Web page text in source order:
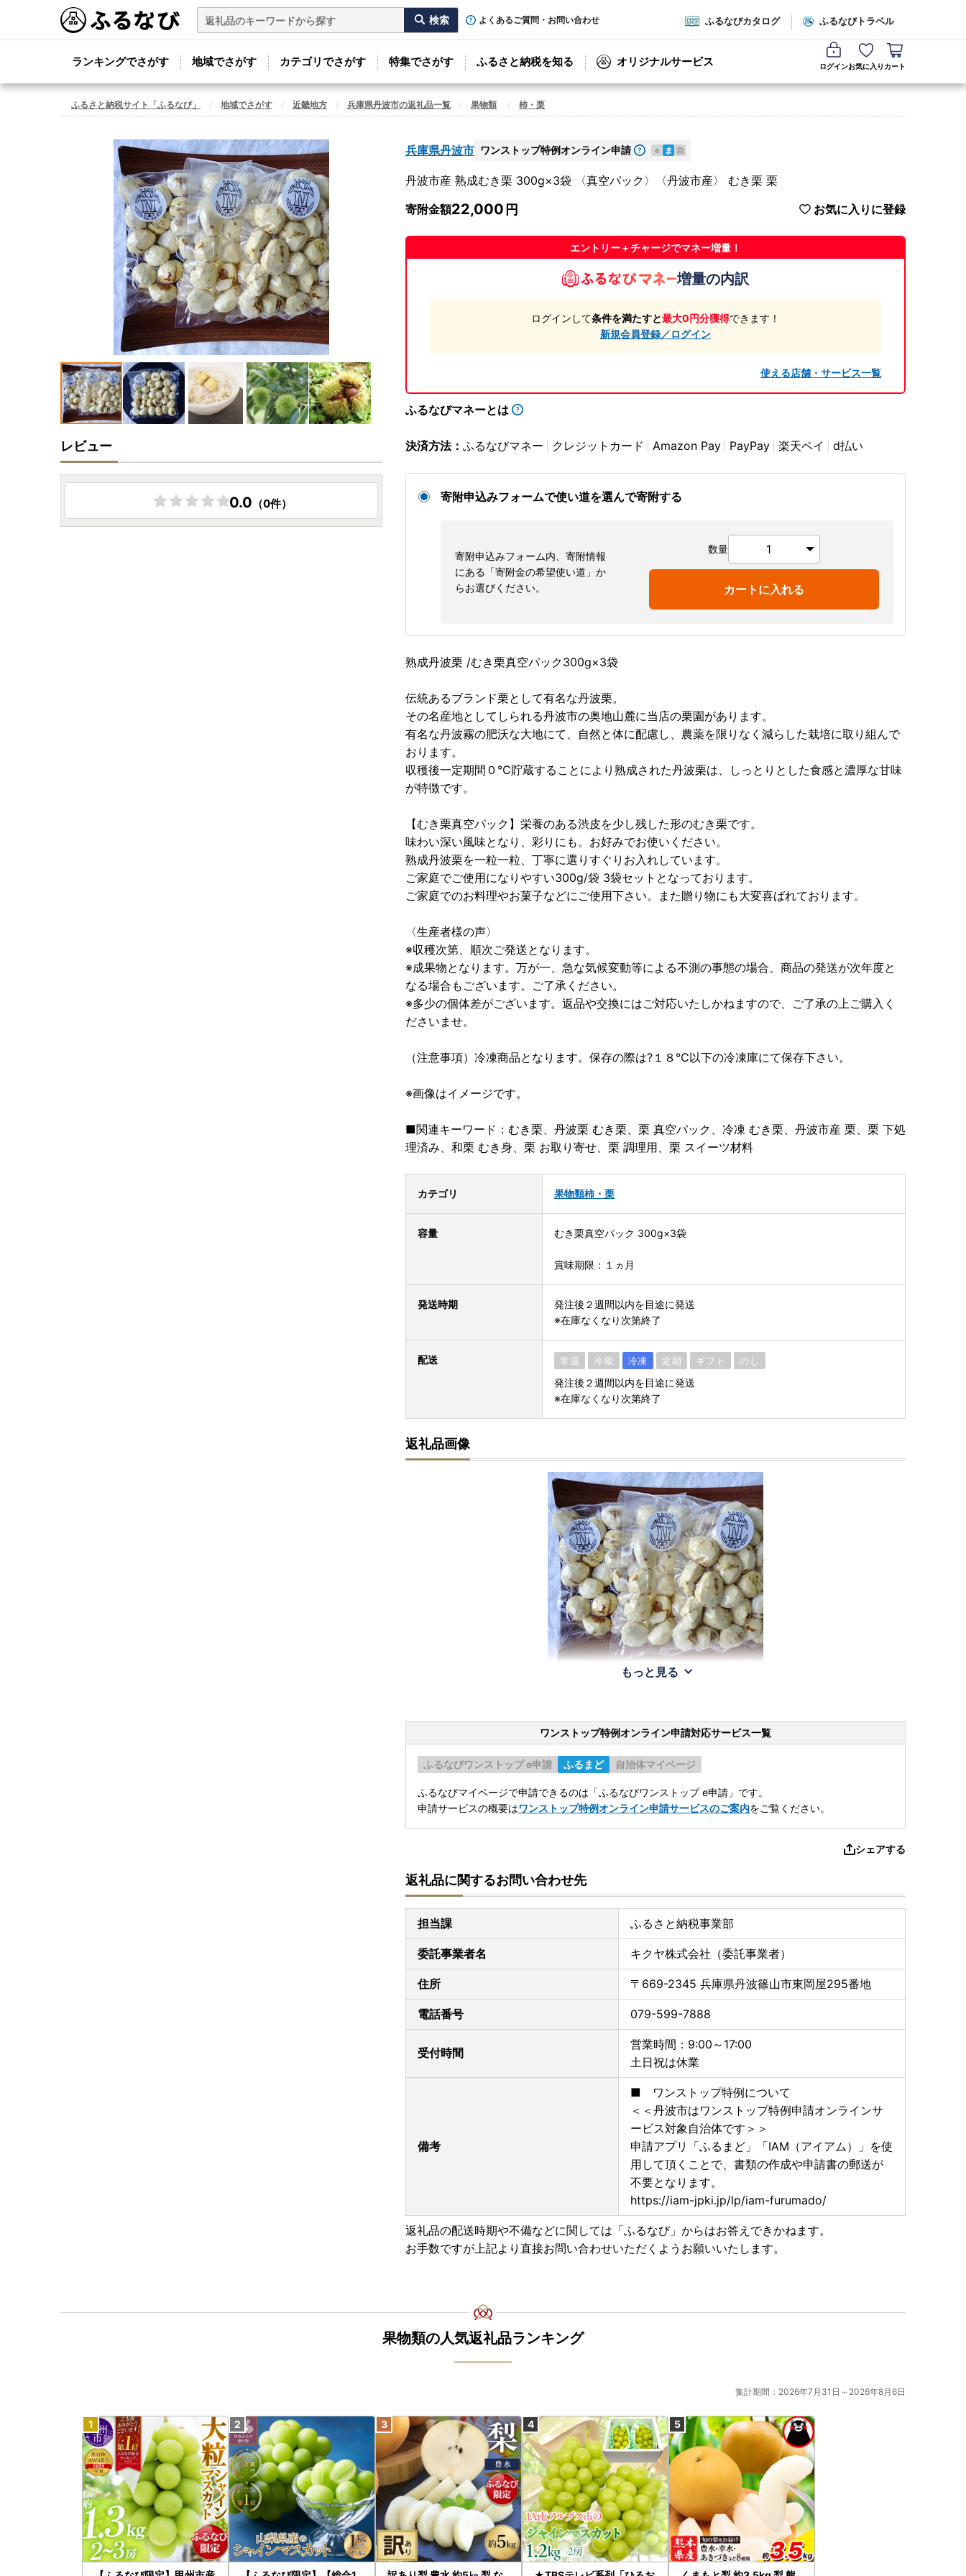
よくあるご質問・お問い合わせ ふるなびカタログ ふるなびトラベル
ランキングでさがす 地域でさがす カテゴリでさがす 特集でさがす ふるさと納税を知る オリジナルサービス ログインお気に入り カート
ふるさと納税サイト「ふるなび」 地域でさがす 近畿地方 兵庫県丹波市の返礼品一覧 果物類 柿・栗
兵庫県丹波市 ワンストップ特例オンライン申請 e ま 自
丹波市産 熟成むき栗 300g×3袋 〈真空パック〉〈丹波市産〉 むき栗 栗
寄附金額22,000 お気に入りに登録
エントリー＋チャージでマネー増量！
増量の内訳
ログインして条件を満たすと最大0円分獲得できます！
新規会員登録／ログイン
使える店舗・サービス一覧
ふるなびマネーとは
決済方法： ふるなびマネー クレジットカード Amazon Pay PayPay 楽天ペイ d払い
寄附申込みフォームで使い道を選んで寄附する
寄附申込みフォーム内、寄附情報
にある「寄附金の希望使い道」か
らお選びください。
数量
カートに入れる
熟成丹波栗 /むき栗真空パック300g×3袋
伝統あるブランド栗として有名な丹波栗。
その名産地としてしられる丹波市の奥地山麓に当店の栗園があります。
有名な丹波霧の肥沃な大地にて、自然と体に配慮し、農薬を限りなく減らした栽培に取り組んで
おります。
収穫後一定期間０℃貯蔵することにより熟成された丹波栗は、しっとりとした食感と濃厚な甘味
が特徴です。
【むき栗真空パック】栄養のある渋皮を少し残した形のむき栗です。
味わい深い風味となり、彩りにも。お好みでお使いください。
熟成丹波栗を一粒一粒、丁寧に選りすぐりお入れしています。
ご家庭でご使用になりやすい300g/袋 3袋セットとなっております。
ご家庭でのお料理やお菓子などにご使用下さい。また贈り物にも大変喜ばれております。
〈生産者様の声〉
※収穫次第、順次ご発送となります。
※成果物となります。万が一、急な気候変動等による不測の事態の場合、商品の発送が次年度と
なる場合もございます。ご了承ください。
※多少の個体差がございます。返品や交換にはご対応いたしかねますので、ご了承の上ご購入く
ださいませ。
（注意事項）冷凍商品となります。保存の際は?１８℃以下の冷凍庫にて保存下さい。
※画像はイメージです。
■関連キーワード：むき栗、丹波栗 むき栗、栗 真空パック、冷凍 むき栗、丹波市産 栗、栗 下処
理済み、和栗 むき身、栗 お取り寄せ、栗 調理用、栗 スイーツ材料
カテゴリ 果物類柿・栗
容量 むき栗真空パック 300g×3袋
賞味期限：１ヵ月
発送時期
発注後２週間以内を目途に発送
※在庫なくなり次第終了
配送 常温 冷蔵 冷凍 定期 ギフト のし
発注後２週間以内を目途に発送
※在庫なくなり次第終了
返礼品画像
もっと見る
ワンストップ特例オンライン申請対応サービス一覧
ふるなびワンストップ e申請 ふるまど 自治体マイページ
ふるなびマイページで申請できるのは「ふるなびワンストップ e申請」です。
申請サービスの概要はワンストップ特例オンライン申請サービスのご案内をご覧ください。
シェアする
返礼品に関するお問い合わせ先
担当課 ふるさと納税事業部
委託事業者名 キクヤ株式会社（委託事業者）
住所 〒669-2345 兵庫県丹波篠山市東岡屋295番地
電話番号 079-599-7888
受付時間
営業時間：9:00～17:00
土日祝は休業
備考
■ ワンストップ特例について
＜＜丹波市はワンストップ特例申請オンラインサ
ービス対象自治体です＞＞
申請アプリ「ふるまど」「IAM（アイアム）」を使
用して頂くことで、書類の作成や申請書の郵送が
不要となります。
https://iam-jpki.jp/lp/iam-furumado/
返礼品の配送時期や不備などに関しては「ふるなび」からはお答えできかねます。
お手数ですが上記より直接お問い合わせいただくようお願いいたします。
レビュー
0.0 （0件）
果物類の人気返礼品ランキング
集計期間：2026年7月31日～2026年8月6日